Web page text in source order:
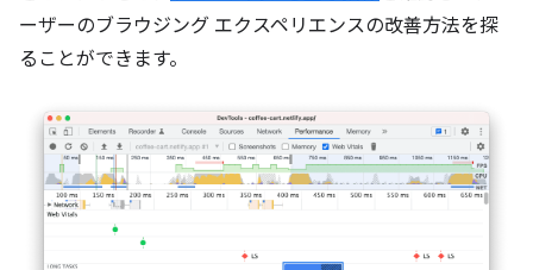
ーザーのブラウジング エクスペリエンスの改善方法を探
ることができます。